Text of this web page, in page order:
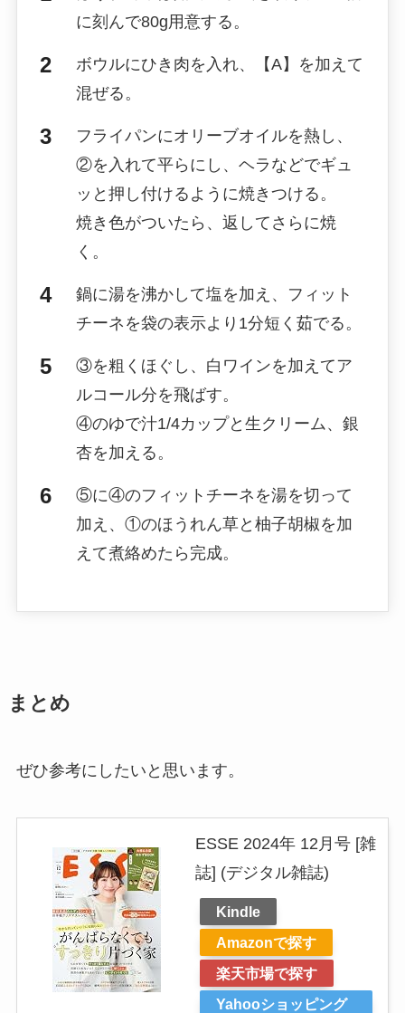
に刻んで80g用意する。
ボウルにひき肉を入れ、【A】を加えて
混ぜる。
フライパンにオリーブオイルを熱し、
②を入れて平らにし、ヘラなどでギュ
ッと押し付けるように焼きつける。
焼き色がついたら、返してさらに焼
く。
鍋に湯を沸かして塩を加え、フィット
チーネを袋の表示より1分短く茹でる。
③を粗くほぐし、白ワインを加えてア
ルコール分を飛ばす。
④のゆで汁1/4カップと生クリーム、銀
杏を加える。
⑤に④のフィットチーネを湯を切って
加え、①のほうれん草と柚子胡椒を加
えて煮絡めたら完成。
まとめ
ぜひ参考にしたいと思います。
ESSE 2024年 12月号 [雑
誌] (デジタル雑誌)
Kindle
Amazonで探す
楽天市場で探す
Yahooショッピング